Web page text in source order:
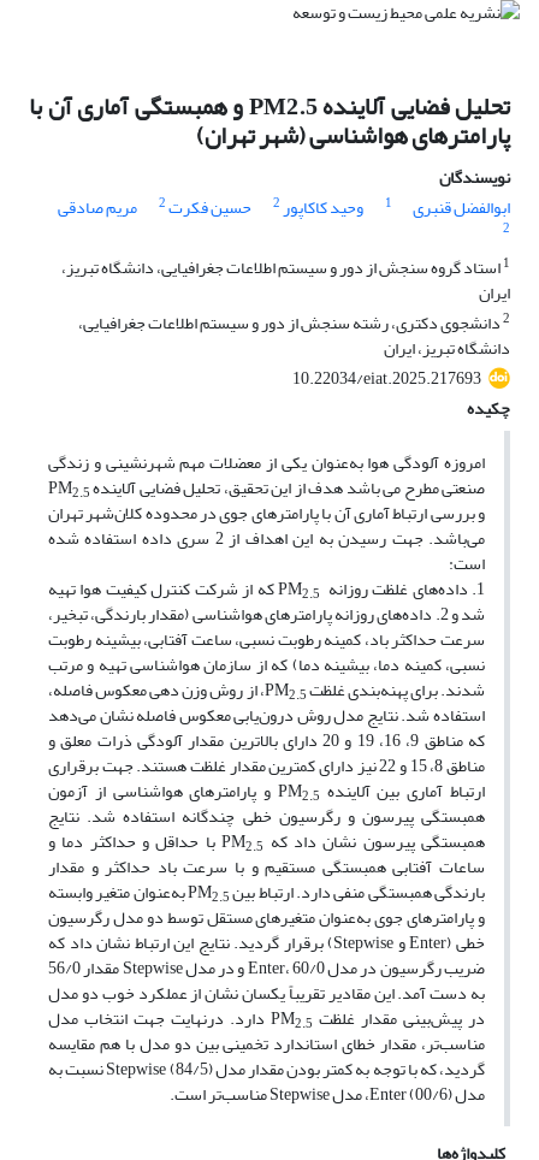
تحلیل فضایی آلاینده PM2.5 و همبستگی آماری آن با
پارامترهای هواشناسی (شهر تهران)
نویسندگان
ابوالفضل قنبری
1 وحید کاکاپور2 حسین فکرت2 مریم صادقی
2
1استاد گروه سنجش از دور و سیستم اطلاعات جغرافیایی، دانشگاه تبریز،
ایران
2دانشجوی دکتری، رشته سنجش از دور و سیستم اطلاعات جغرافیایی،
دانشگاه تبریز، ایران
10.22034/eiat.2025.217693
چکیده
امروزه آلودگی هوا به‌عنوان یکی از معضلات مهم شهرنشینی و زندگی
صنعتی مطرح می باشد هدف از این تحقیق، تحلیل فضایی آلاینده PM2.5
و بررسی ارتباط آماری آن با پارامترهای جوی در محدوده کلان‌شهر تهران
می‌باشد. جهت رسیدن به این اهداف از 2 سری داده استفاده شده
است:
1. داده‌های غلظت روزانه 2.5 که از شرکت کنترل کیفیت هوا تهیه
شد و 2. داده‌های روزانه پارامترهای هواشناسی (مقدار بارندگی، تبخیر،
سرعت حداکثر باد، کمینه رطوبت نسبی، ساعت آفتابی، بیشینه رطوبت
نسبی، کمینه دما، بیشینه دما) که از سازمان هواشناسی تهیه و مرتب
شدند. برای پهنه‌بندی غلظت PM2.5 ، از روش وزن دهی معکوس فاصله،
استفاده شد. نتایج مدل روش درون‌یابی معکوس فاصله نشان می‌دهد
که مناطق 9، 16، 19 و 20 دارای بالاترین مقدار آلودگی ذرات معلق و
مناطق 8، 15 و 22 نیز دارای کمترین مقدار غلظت هستند. جهت برقراری
ارتباط آماری بین آلاینده PM 2.5 و پارامترهای هواشناسی از آزمون
همبستگی پیرسون و رگرسیون خطی چندگانه استفاده شد. نتایج
همبستگی پیرسون نشان داد که PM 2.5 با حداقل و حداکثر دما و
ساعات آفتابی همبستگی مستقیم و با سرعت باد حداکثر و مقدار
بارندگی همبستگی منفی دارد. ارتباط بین PM2.5 به‌عنوان متغیر وابسته
و پارامترهای جوی به‌عنوان متغیرهای مستقل توسط دو مدل رگرسیون
خطی (Enter و Stepwise) برقرار گردید. نتایج این ارتباط نشان داد که
ضریب رگرسیون در مدل Enter، 60/0 و در مدل Stepwise مقدار 56/0
به دست آمد. این مقادیر تقریباً یکسان نشان از عملکرد خوب دو مدل
در پیش‌بینی مقدار غلظت PM 2.5 دارد. درنهایت جهت انتخاب مدل
مناسب‌تر، مقدار خطای استاندارد تخمینی بین دو مدل با هم مقایسه
گردید، که با توجه به کمتر بودن مقدار مدل Stepwise (84/5) نسبت به
مدل Enter (00/6)، مدل Stepwise مناسب‌تر است.